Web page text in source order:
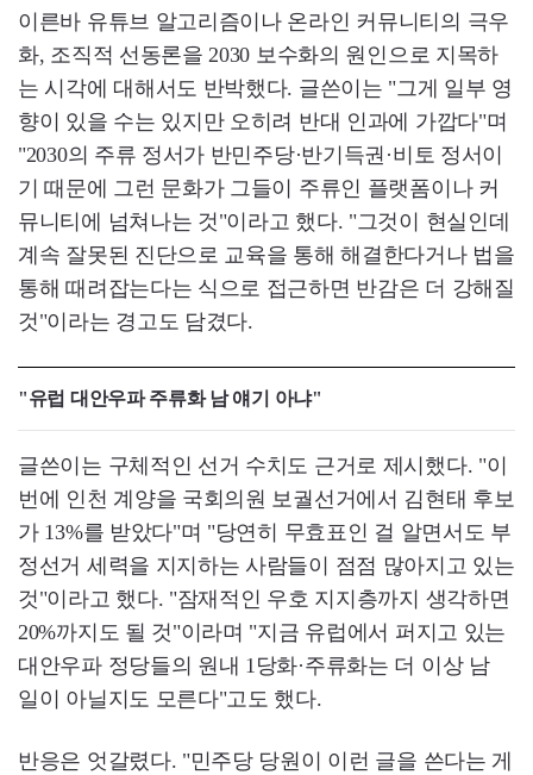
이른바 유튜브 알고리즘이나 온라인 커뮤니티의 극우
화, 조직적 선동론을 2030 보수화의 원인으로 지목하
는 시각에 대해서도 반박했다. 글쓴이는 "그게 일부 영
향이 있을 수는 있지만 오히려 반대 인과에 가깝다"며
"2030의 주류 정서가 반민주당·반기득권·비토 정서이
기 때문에 그런 문화가 그들이 주류인 플랫폼이나 커
뮤니티에 넘쳐나는 것"이라고 했다. "그것이 현실인데
계속 잘못된 진단으로 교육을 통해 해결한다거나 법을
통해 때려잡는다는 식으로 접근하면 반감은 더 강해질
것"이라는 경고도 담겼다.
"유럽 대안우파 주류화 남 얘기 아냐"
글쓴이는 구체적인 선거 수치도 근거로 제시했다. "이
번에 인천 계양을 국회의원 보궐선거에서 김현태 후보
가 13%를 받았다"며 "당연히 무효표인 걸 알면서도 부
정선거 세력을 지지하는 사람들이 점점 많아지고 있는
것"이라고 했다. "잠재적인 우호 지지층까지 생각하면
20%까지도 될 것"이라며 "지금 유럽에서 퍼지고 있는
대안우파 정당들의 원내 1당화·주류화는 더 이상 남
일이 아닐지도 모른다"고도 했다.
반응은 엇갈렸다. "민주당 당원이 이런 글을 쓴다는 게